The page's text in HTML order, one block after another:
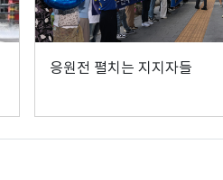
응원전 펼치는 지지자들